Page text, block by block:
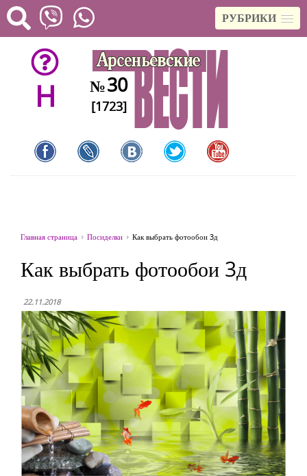
РУБРИКИ
H №30
[1723]
Главная страница Посиделки Как выбрать фотообои 3д
Как выбрать фотообои 3д
22.11.2018